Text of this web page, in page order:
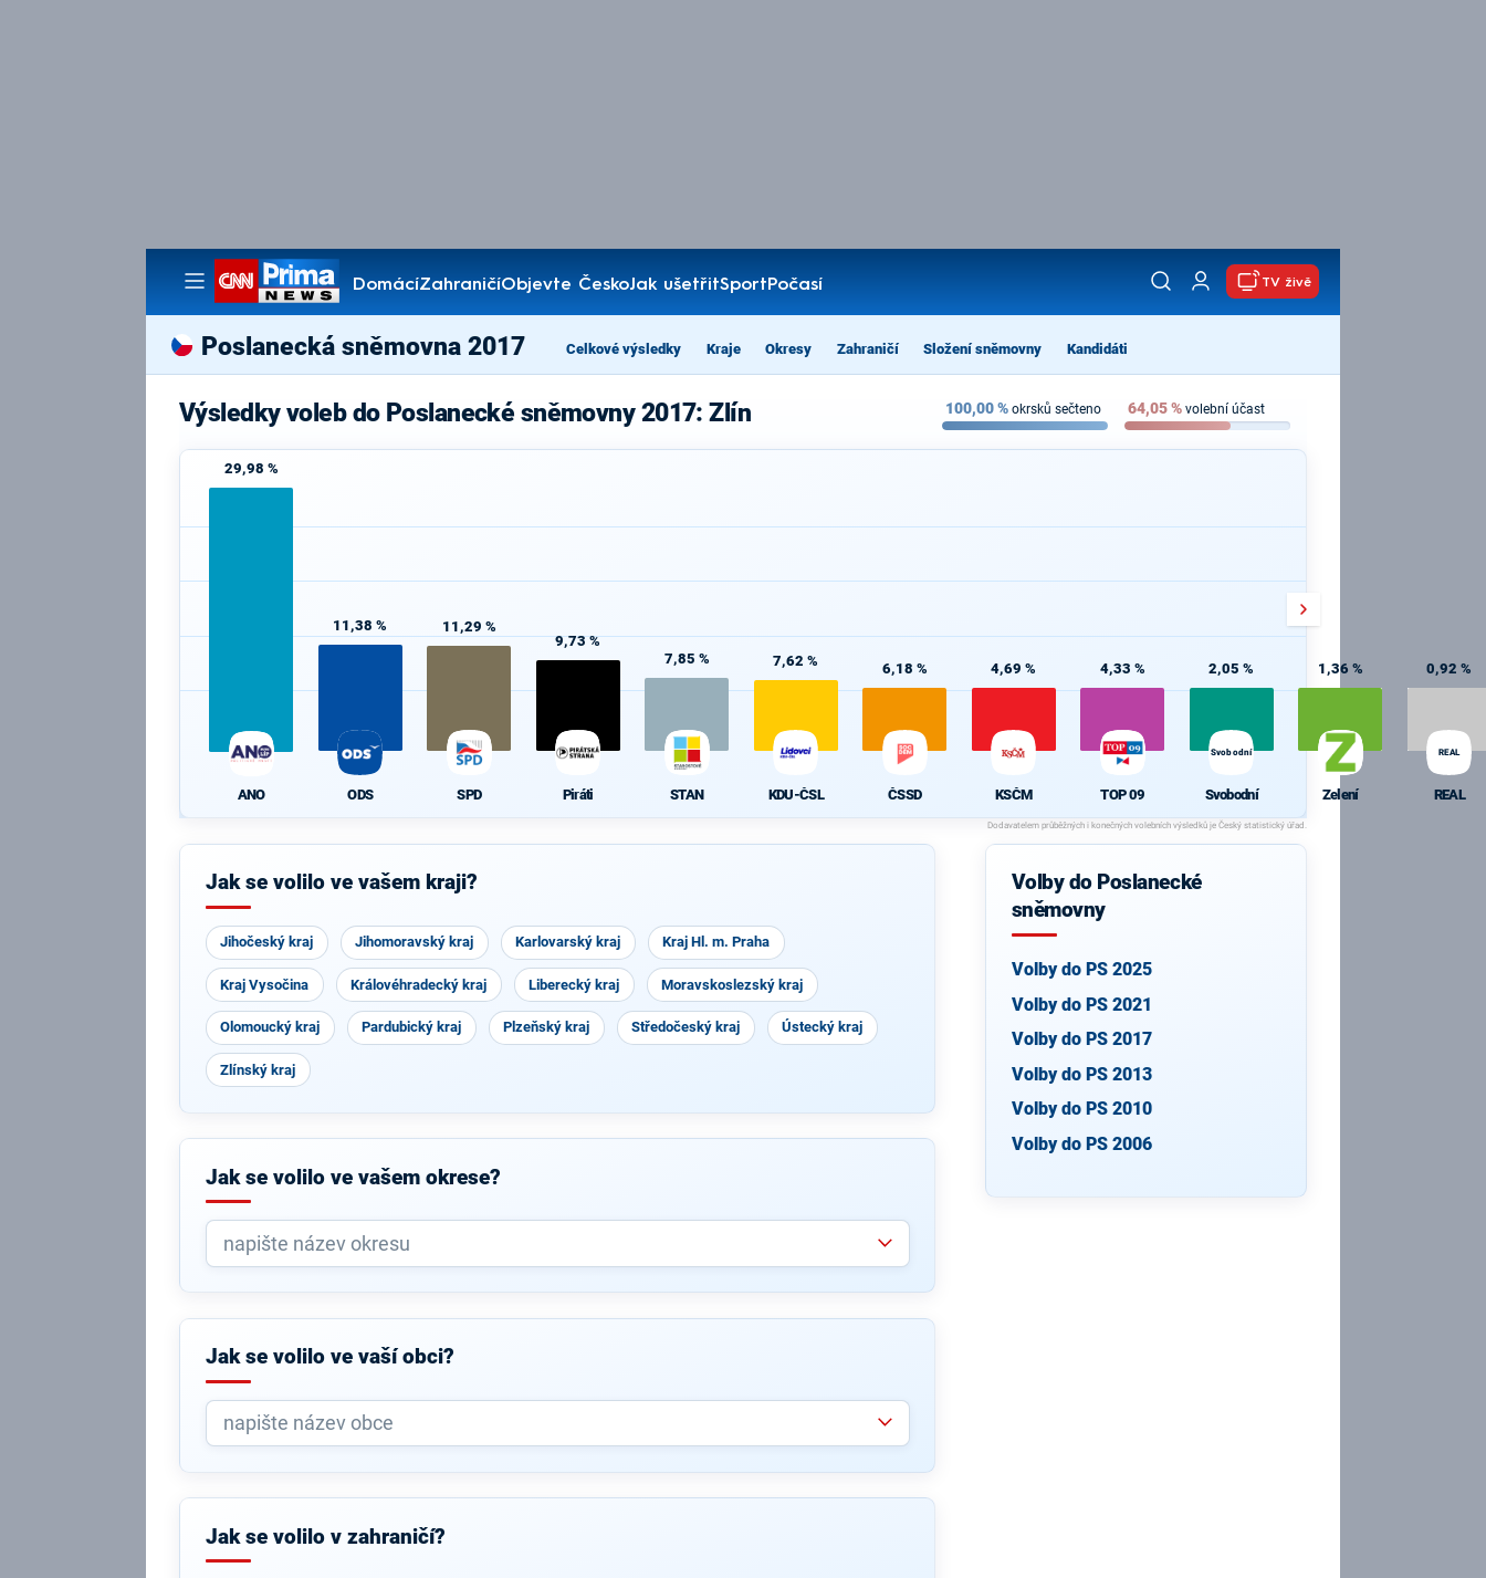
DomácíZahraničíObjevte ČeskoJak ušetřitSportPočasí
Pořady
TV živě
Poslanecká sněmovna 2017 Celkové výsledky Kraje Okresy Zahraničí Složení sněmovny Kandidáti
Výsledky voleb do Poslanecké sněmovny 2017: Zlín 100,00% okrsků sečteno 64,05% volební účast
29,98 %
ANO
11,38 %
ODS
11,29 %
SPD
9,73 %
Piráti
7,85 %
STAN
7,62 %
KDU-ČSL
6,18 %
ČSSD
4,69 %
KSČM
4,33 %
TOP 09
2,05 %
Svobodní
Svobodní
1,36 %
Zelení
0,92 %
REAL
REAL
Jak se volilo ve vašem kraji?
Jihočeský kraj Jihomoravský kraj Karlovarský kraj Kraj Hl. m. Praha
Kraj Vysočina Královéhradecký kraj Liberecký kraj Moravskoslezský kraj
Olomoucký kraj Pardubický kraj Plzeňský kraj Středočeský kraj Ústecký kraj
Zlínský kraj
Jak se volilo ve vašem okrese?
Jak se volilo ve vaší obci?
Jak se volilo v zahraničí?
Volby do Poslanecké
sněmovny
Volby do PS 2025
Volby do PS 2021
Volby do PS 2017
Volby do PS 2013
Volby do PS 2010
Volby do PS 2006